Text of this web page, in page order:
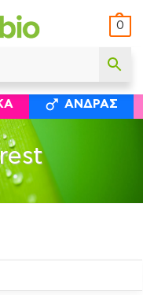
0
ΕΠΙΚΟΙΝΩΝΊΑ
ΦΥΣΙΚΆ
ΆΝΔΡΑΣ